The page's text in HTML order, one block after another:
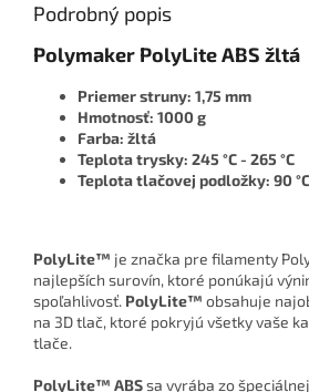
Podrobný popis
Polymaker PolyLite ABS žltá
Priemer struny: 1,75 mm
Hmotnosť: 1000 g
Farba: žltá
Teplota trysky: 245 °C - 265 °C
Teplota tlačovej podložky: 90 °C
PolyLite™ je značka pre filamenty
najlepších surovín, ktoré ponúkajú
spoľahlivosť. PolyLite™ obsahuje
na 3D tlač, ktoré pokryjú všetky vaše
tlače.
PolyLite™ ABSsa vyrába zo